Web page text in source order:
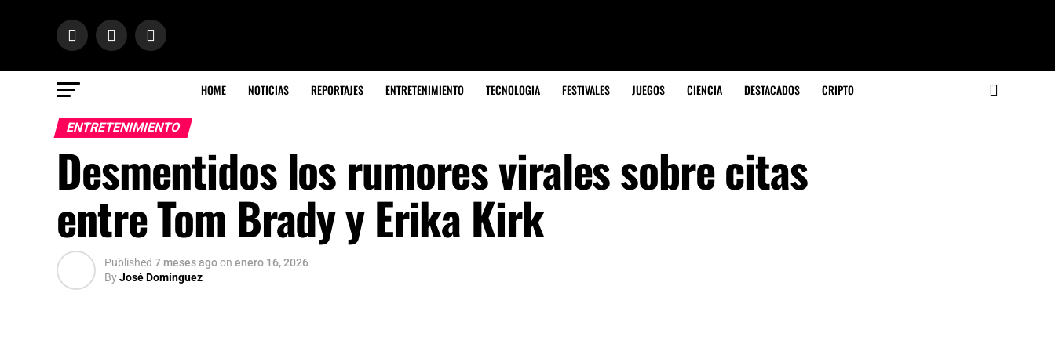
HOME NOTICIAS REPORTAJES ENTRETENIMIENTO TECNOLOGIA FESTIVALES JUEGOS CIENCIA DESTACADOS CRIPTO
ENTRETENIMIENTO
Desmentidos los rumores virales sobre citas
entre Tom Brady y Erika Kirk
Published 7 meses agoon enero 16, 2026
ByJosé Domínguez